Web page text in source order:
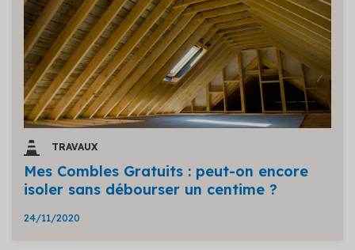
TRAVAUX
Mes Combles Gratuits : peut-on encore
isoler sans débourser un centime ?
24/11/2020